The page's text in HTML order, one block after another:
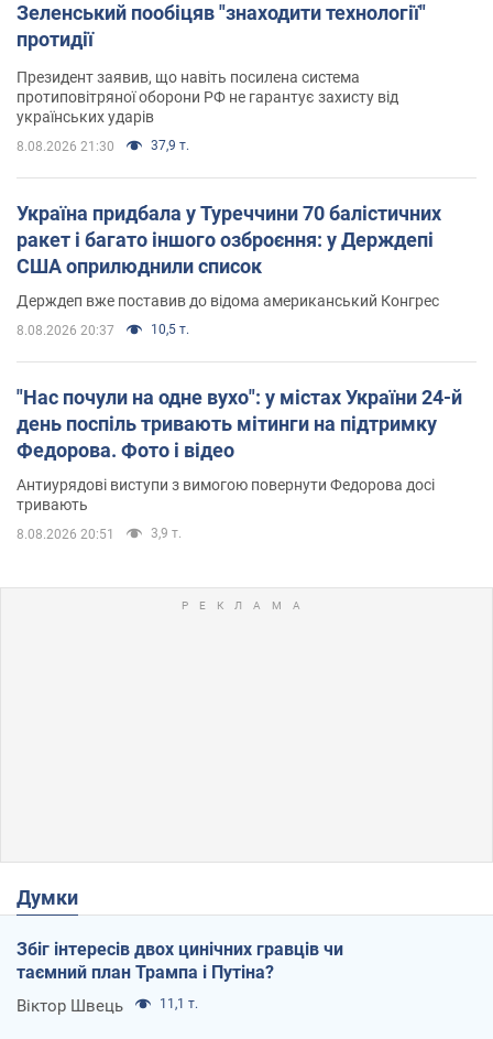
Зеленський пообіцяв "знаходити технології"
протидії
Президент заявив, що навіть посилена система
протиповітряної оборони РФ не гарантує захисту від
українських ударів
8.08.2026 21:30 37,9 т.
Україна придбала у Туреччини 70 балістичних
ракет і багато іншого озброєння: у Держдепі
США оприлюднили список
Держдеп вже поставив до відома американський Конгрес
8.08.2026 20:37 10,5 т.
"Нас почули на одне вухо": у містах України 24-й
день поспіль тривають мітинги на підтримку
Федорова. Фото і відео
Антиурядові виступи з вимогою повернути Федорова досі
тривають
8.08.2026 20:51 3,9 т.
Думки
Збіг інтересів двох цинічних гравців чи
таємний план Трампа і Путіна?
Віктор Швець 11,1 т.